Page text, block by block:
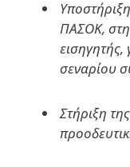
ΠΑΣΟΚ,
σεναρίου
Στήριξη